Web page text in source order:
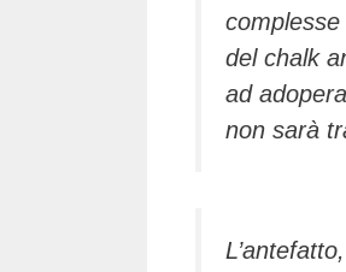
del chalk
ad
non sarà